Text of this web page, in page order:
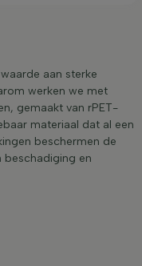
aan sterke
werken we met
gemaakt van rPET-
materiaal dat al een
beschermen de
en